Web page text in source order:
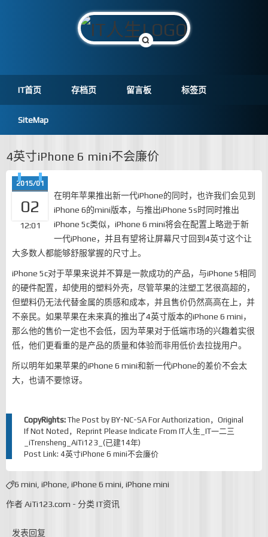
IT首页 存档页 留言板 标签页
SiteMap
4英寸iPhone 6 mini不会廉价
2015/01
02
12:01
在明年苹果推出新一代iPhone的同时，也许我们会见到
iPhone 6的mini版本，与推出iPhone 5s时同时推出
iPhone 5c类似，iPhone 6 mini将会在配置上略逊于新
一代iPhone，并且有望将让屏幕尺寸回到4英寸这个让
大多数人都能够舒服掌握的尺寸上。
iPhone 5c对于苹果来说并不算是一款成功的产品，与iPhone 5相同
的硬件配置，却使用的塑料外壳，尽管苹果的注塑工艺很高超的，
但塑料仍无法代替金属的质感和成本，并且售价仍然高高在上，并
不亲民。如果苹果在未来真的推出了4英寸版本的iPhone 6 mini，
那么他的售价一定也不会低，因为苹果对于低端市场的兴趣着实很
低，他们更看重的是产品的质量和体验而非用低价去拉拢用户。
所以明年如果苹果的iPhone 6 mini和新一代iPhone的差价不会太
大，也请不要惊讶。
CopyRights: The Post by BY-NC-SA For Authorization，Original
If Not Noted，Reprint Please Indicate From IT人生_IT一二三
_iTrensheng_AiTi123_(已建14年)
Post Link: 4英寸iPhone 6 mini不会廉价
6 mini iPhone iPhone 6 mini iPhone mini
作者AiTi123.com - 分类 IT资讯
发表回复